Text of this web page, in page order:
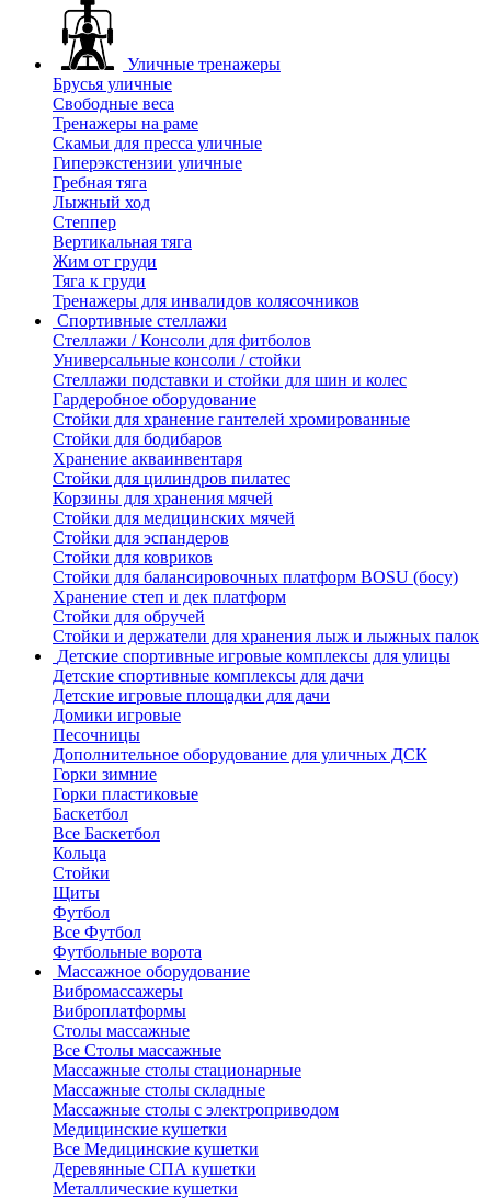
Уличные тренажеры
Брусья уличные
Свободные веса
Тренажеры на раме
Скамьи для пресса уличные
Гиперэкстензии уличные
Гребная тяга
Лыжный ход
Степпер
Вертикальная тяга
Жим от груди
Тяга к груди
Тренажеры для инвалидов колясочников
Спортивные стеллажи
Стеллажи / Консоли для фитболов
Универсальные консоли / стойки
Стеллажи подставки и стойки для шин и колес
Гардеробное оборудование
Стойки для хранение гантелей хромированные
Стойки для бодибаров
Хранение акваинвентаря
Стойки для цилиндров пилатес
Корзины для хранения мячей
Стойки для медицинских мячей
Стойки для эспандеров
Стойки для ковриков
Стойки для балансировочных платформ BOSU (босу)
Хранение степ и дек платформ
Стойки для обручей
Стойки и держатели для хранения лыж и лыжных палок
Детские спортивные игровые комплексы для улицы
Детские спортивные комплексы для дачи
Детские игровые площадки для дачи
Домики игровые
Песочницы
Дополнительное оборудование для уличных ДСК
Горки зимние
Горки пластиковые
Баскетбол
Все Баскетбол
Кольца
Стойки
Щиты
Футбол
Все Футбол
Футбольные ворота
Массажное оборудование
Вибромассажеры
Виброплатформы
Столы массажные
Все Столы массажные
Массажные столы стационарные
Массажные столы складные
Массажные столы с электроприводом
Медицинские кушетки
Все Медицинские кушетки
Деревянные СПА кушетки
Металлические кушетки